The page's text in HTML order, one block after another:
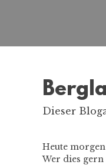
Dieser
Heute
Wer dies